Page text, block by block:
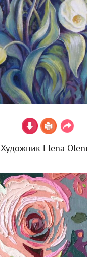
Художник Elena